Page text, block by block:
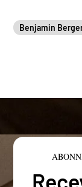
Benjamin